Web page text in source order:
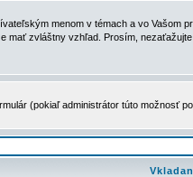
menom v témach a vo
zvláštny vzhľad. Prosím,
(pokiaľ administrátor túto možnosť